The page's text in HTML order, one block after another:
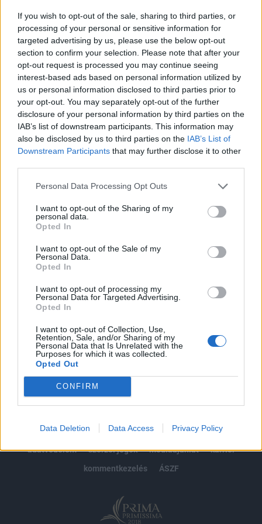
If you wish to opt-out of the sale, sharing to third parties, or
processing of your personal or sensitive information for
targeted advertising by us, please use the below opt-out
section to confirm your selection. Please note that after your
opt-out request is processed you may continue seeing
interest-based ads based on personal information utilized by
us or personal information disclosed to third parties prior to
your opt-out. You may separately opt-out of the further
disclosure of your personal information by third parties on the
IAB’s list of downstream participants. This information may
also be disclosed by us to third parties on the IAB’s List of
Downstream Participants that may further disclose it to other
Personal Data Processing Opt Outs
I want to opt-out of the Sharing of my
personal data.
Opted In
I want to opt-out of the Sale of my
Personal Data.
Opted In
I want to opt-out of processing my
Personal Data for Targeted Advertising.
Opted In
I want to opt-out of Collection, Use,
Retention, Sale, and/or Sharing of my
Personal Data that Is Unrelated with the
Purposes for which it was collected.
Opted Out
CONFIRM
Data Deletion Data Access Privacy Policy
A Financial Times a Coalition bevételi rangsorára
hivatkozva azt írja: a Goldman növekedését az idei első
félévben a kötvénykereskedési és banki bevételek okozták,
különösen Amerikában, így lépett a második helyre, miután
2017 a kötvénykereskedés és az árupiaci teljesítmény miatt
gyengébb év volt számára, a legnagyobb bevételű
befektetési bank 2010 óta folyamatosan...
KEDVES OLVASÓNK!
A keresett cikk a portfolio.hu hírarchívumához
tartozik, melynek olvasása előfizetéses
regisztrációhoz kötött.
Az előfizetés a következőket tartalmazza:
Portfolio.hu teljes cikkarchívum
Kötéslisták: BÉT elmúlt 2 év napon belüli
kötéslistái
impresszum
jogi nyilatkozat
süti beállítások
adatvédelem
szerzői jogok médiaajánlat
karrier
kommentkezelés
ÁSZF